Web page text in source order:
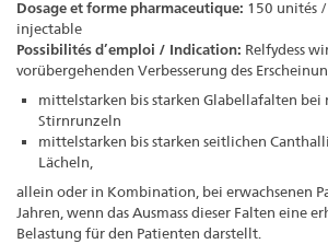
Dosage et forme pharmaceutique: 150 unités
injectable
Possibilités d’emploi / Indication: Relfydess
vorübergehenden Verbesserung des
mittelstarken bis starken Glabellafalten bei
Stirnrunzeln
mittelstarken bis starken seitlichen
Lächeln,
allein oder in Kombination, bei erwachsenen
Jahren, wenn das Ausmass dieser Falten eine
Belastung für den Patienten darstellt.